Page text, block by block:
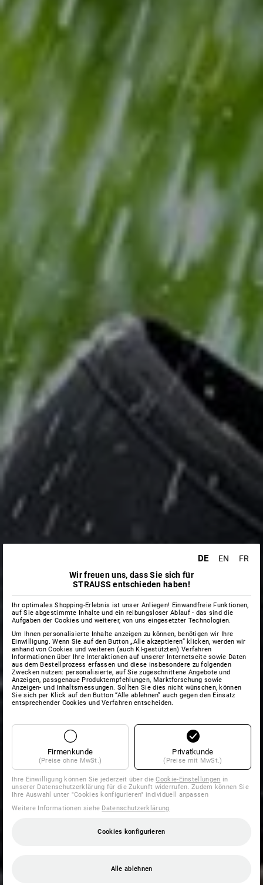
DE EN
FR
Wir freuen uns, dass Sie sich für
STRAUSS entschieden haben!
Ihr optimales Shopping-Erlebnis ist unser Anliegen! Einwandfreie Funktionen,
auf Sie abgestimmte Inhalte und ein reibungsloser Ablauf - das sind die
Aufgaben der Cookies und weiterer, von uns eingesetzter Technologien.
Um Ihnen personalisierte Inhalte anzeigen zu können, benötigen wir Ihre
Einwilligung. Wenn Sie auf den Button „Alle akzeptieren“ klicken, werden wir
anhand von Cookies und weiteren (auch KI-gestützten) Verfahren
Informationen über Ihre Interaktionen auf unserer Internetseite sowie Daten
aus dem Bestellprozess erfassen und diese insbesondere zu folgenden
Zwecken nutzen: personalisierte, auf Sie zugeschnittene Angebote und
Anzeigen, passgenaue Produktempfehlungen, Marktforschung sowie
Anzeigen- und Inhaltsmessungen. Sollten Sie dies nicht wünschen, können
Sie sich per Klick auf den Button “Alle ablehnen” auch gegen den Einsatz
entsprechender Cookies und Verfahren entscheiden.
Firmenkunde
(Preise ohne MwSt.)
Privatkunde
(Preise mit MwSt.)
Ihre Einwilligung können Sie jederzeit über dieCookie-Einstellungen in
unserer Datenschutzerklärung für die Zukunft widerrufen. Zudem können Sie
Ihre Auswahl unter "Cookies konfigurieren" individuell anpassen
Weitere Informationen siehe Datenschutzerklärung.
Cookies konfigurieren
Alle ablehnen